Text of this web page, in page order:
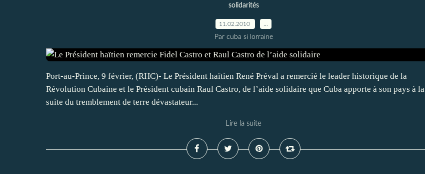
solidarités
11.02.2010
Par cuba si lorraine
Port-au-Prince, 9 février, (RHC)- Le Président haïtien René Préval a remercié le leader historique de la
Révolution Cubaine et le Président cubain Raul Castro, de l’aide solidaire que Cuba apporte à son pays à la
suite du tremblement de terre dévastateur...
Lire la suite